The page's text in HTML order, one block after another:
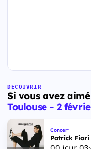
DÉCOUVRIR
Si vous avez
Toulouse - 2
Concert
Patrick Fiori
00 jour 03: